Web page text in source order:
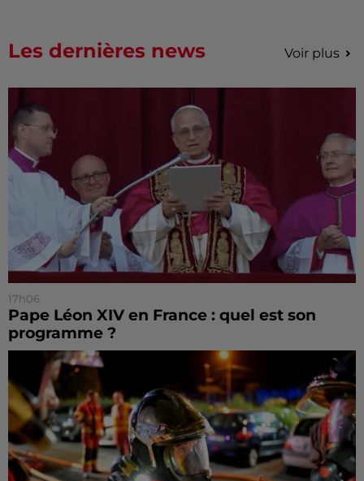
Les dernières news Voir plus
17h06
Pape Léon XIV en France : quel est son
programme ?